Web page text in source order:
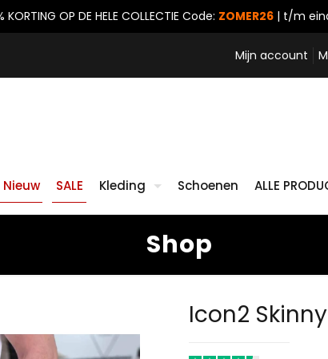
KORTING OP DE HELE COLLECTIE Code: ZOMER26| t/m
Mijn account
Nieuw SALE Kleding Schoenen ALLE
Shop
Icon2